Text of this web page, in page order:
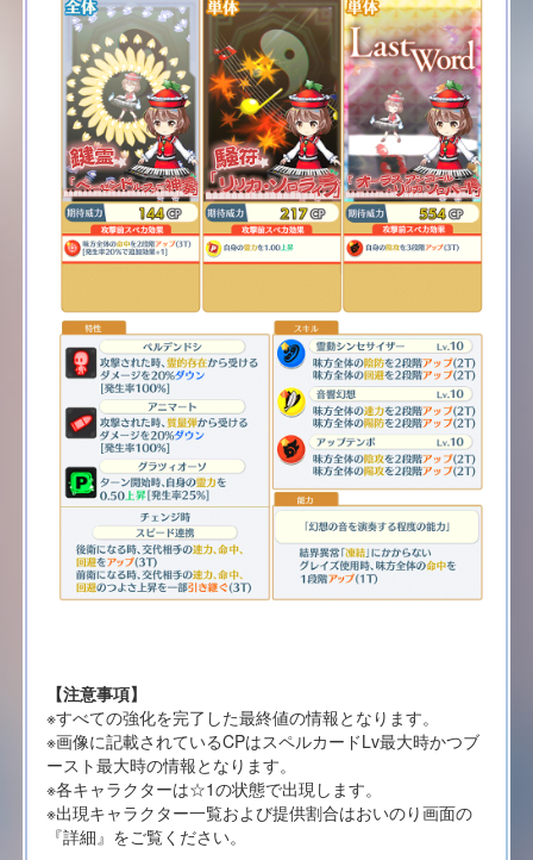
【注意事項】
※すべての強化を完了した最終値の情報となります。
※画像に記載されているCPはスペルカードLv最大時かつブ
ースト最大時の情報となります。
※各キャラクターは☆1の状態で出現します。
※出現キャラクター一覧および提供割合はおいのり画面の
『詳細』をご覧ください。